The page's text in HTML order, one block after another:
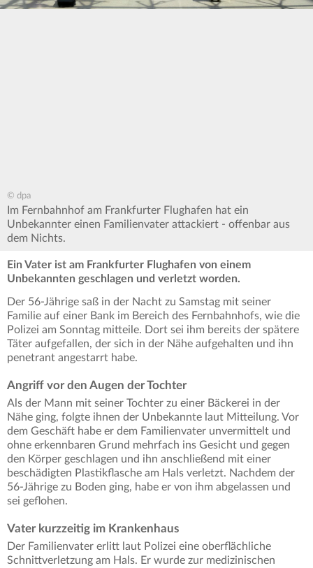
© dpa
Im Fernbahnhof am Frankfurter Flughafen hat ein
Unbekannter einen Familienvater attackiert - offenbar aus
dem Nichts.
Ein Vater ist am Frankfurter Flughafen von einem
Unbekannten geschlagen und verletzt worden.
Der 56-Jährige saß in der Nacht zu Samstag mit seiner
Familie auf einer Bank im Bereich des Fernbahnhofs, wie die
Polizei am Sonntag mitteile. Dort sei ihm bereits der spätere
Täter aufgefallen, der sich in der Nähe aufgehalten und ihn
penetrant angestarrt habe.
Angriff vor den Augen der Tochter
Als der Mann mit seiner Tochter zu einer Bäckerei in der
Nähe ging, folgte ihnen der Unbekannte laut Mitteilung. Vor
dem Geschäft habe er dem Familienvater unvermittelt und
ohne erkennbaren Grund mehrfach ins Gesicht und gegen
den Körper geschlagen und ihn anschließend mit einer
beschädigten Plastikflasche am Hals verletzt. Nachdem der
56-Jährige zu Boden ging, habe er von ihm abgelassen und
sei geflohen.
Vater kurzzeitig im Krankenhaus
Der Familienvater erlitt laut Polizei eine oberflächliche
Schnittverletzung am Hals. Er wurde zur medizinischen